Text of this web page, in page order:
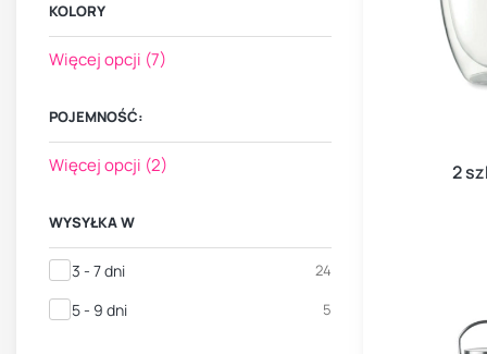
KOLORY
Kolory
Więcej opcji (7)
POJEMNOŚĆ:
Pojemność:
Więcej opcji (2)
WYSYŁKA W
Wysyłka w
3 - 7 dni 24
5 - 9 dni 5
2